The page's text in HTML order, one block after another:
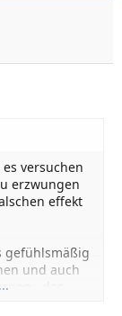
versuchen
erzwungen
effekt
gefühlsmäßig
und auch